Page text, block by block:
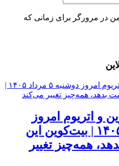
در مرورگر برای زمانی که
و اتریوم امروز
دوشنبه ۵ مرداد ۱۴۰۵ | بیت‌کوین این
همه‌چیز تغییر